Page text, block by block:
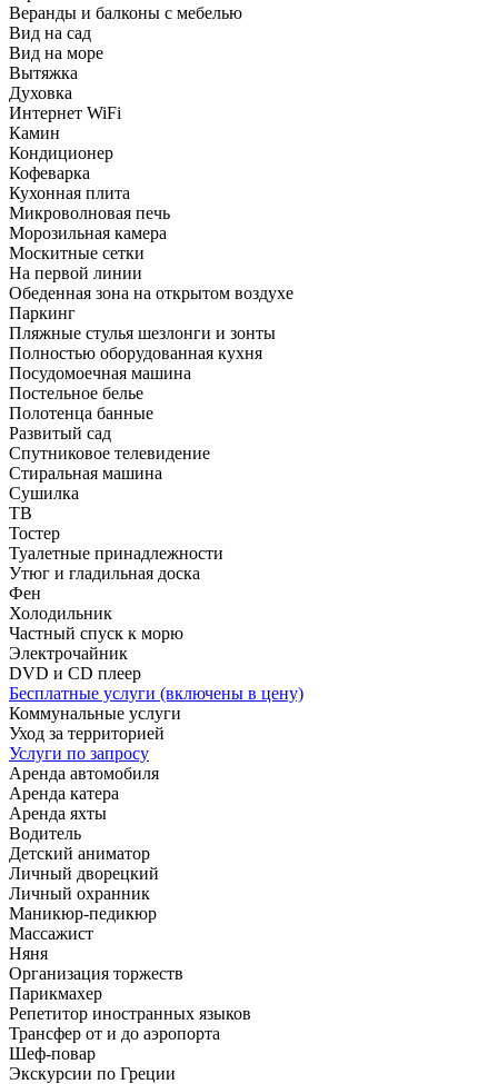
Веранды и балконы с мебелью
Вид на сад
Вид на море
Вытяжка
Духовка
Интернет WiFi
Камин
Кондиционер
Кофеварка
Кухонная плита
Микроволновая печь
Морозильная камера
Москитные сетки
На первой линии
Обеденная зона на открытом воздухе
Паркинг
Пляжные стулья шезлонги и зонты
Полностью оборудованная кухня
Посудомоечная машина
Постельное белье
Полотенца банные
Развитый сад
Спутниковое телевидение
Стиральная машина
Сушилка
ТВ
Тостер
Туалетные принадлежности
Утюг и гладильная доска
Фен
Холодильник
Частный спуск к морю
Электрочайник
DVD и CD плеер
Бесплатные услуги (включены в цену)
Коммунальные услуги
Уход за территорией
Услуги по запросу
Аренда автомобиля
Аренда катера
Аренда яхты
Водитель
Детский аниматор
Личный дворецкий
Личный охранник
Маникюр-педикюр
Массажист
Няня
Организация торжеств
Парикмахер
Репетитор иностранных языков
Трансфер от и до аэропорта
Шеф-повар
Экскурсии по Греции